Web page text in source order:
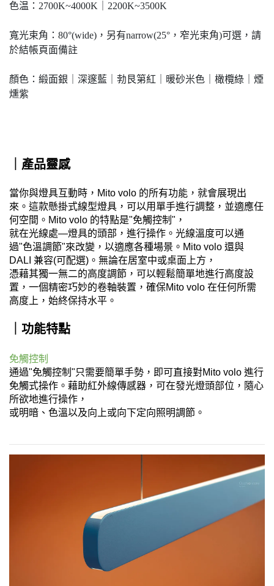
色温：2700K~4000K｜2200K~3500K
寬光束角：80°(wide)，另有narrow(25°，窄光束角)可選，請
於結帳頁面備註
顏色：緞面銀｜深邃藍｜勃艮第紅｜暖砂米色｜橄欖綠｜煙
燻紫
｜產品靈感
當你與燈具互動時，Mito volo 的所有功能，就會展現出
來。這款懸掛式線型燈具，可以用單手進行調整，並適應任
何空間。Mito volo 的特點是"免觸控制"，
就在光線處—燈具的頭部，進行操作。光線溫度可以通
過"色溫調節"來改變，以適應各種場景。Mito volo 還與
DALI 兼容(可配選)。 無論在居室中或桌面上方，
憑藉其獨一無二的高度調節，可以輕鬆簡單地進行高度設
置， 一個精密巧妙的卷軸裝置，確保Mito volo 在任何所需
高度上，始終保持水平。
｜功能特點
免觸控制
通過"免觸控制"只需要簡單手勢，即可直接對Mito volo 進行
免觸式操作。藉助紅外線傳感器，可在發光燈頭部位，隨心
所欲地進行操作，
或明暗、色溫以及向上或向下定向照明調節。